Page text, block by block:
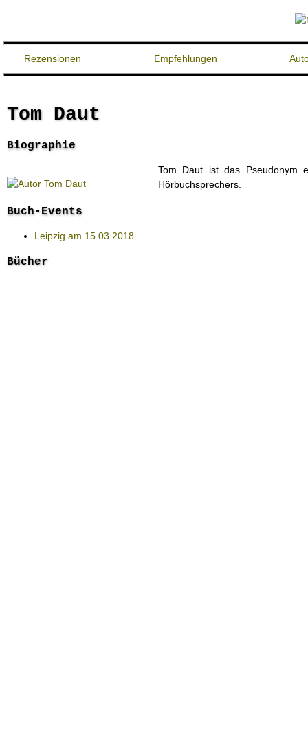
Rezensionen Empfehlungen
Tom Daut
Biographie
Tom Daut ist das Pseudonym
Hörbuchsprechers.
Buch-Events
Leipzig am 15.03.2018
Bücher